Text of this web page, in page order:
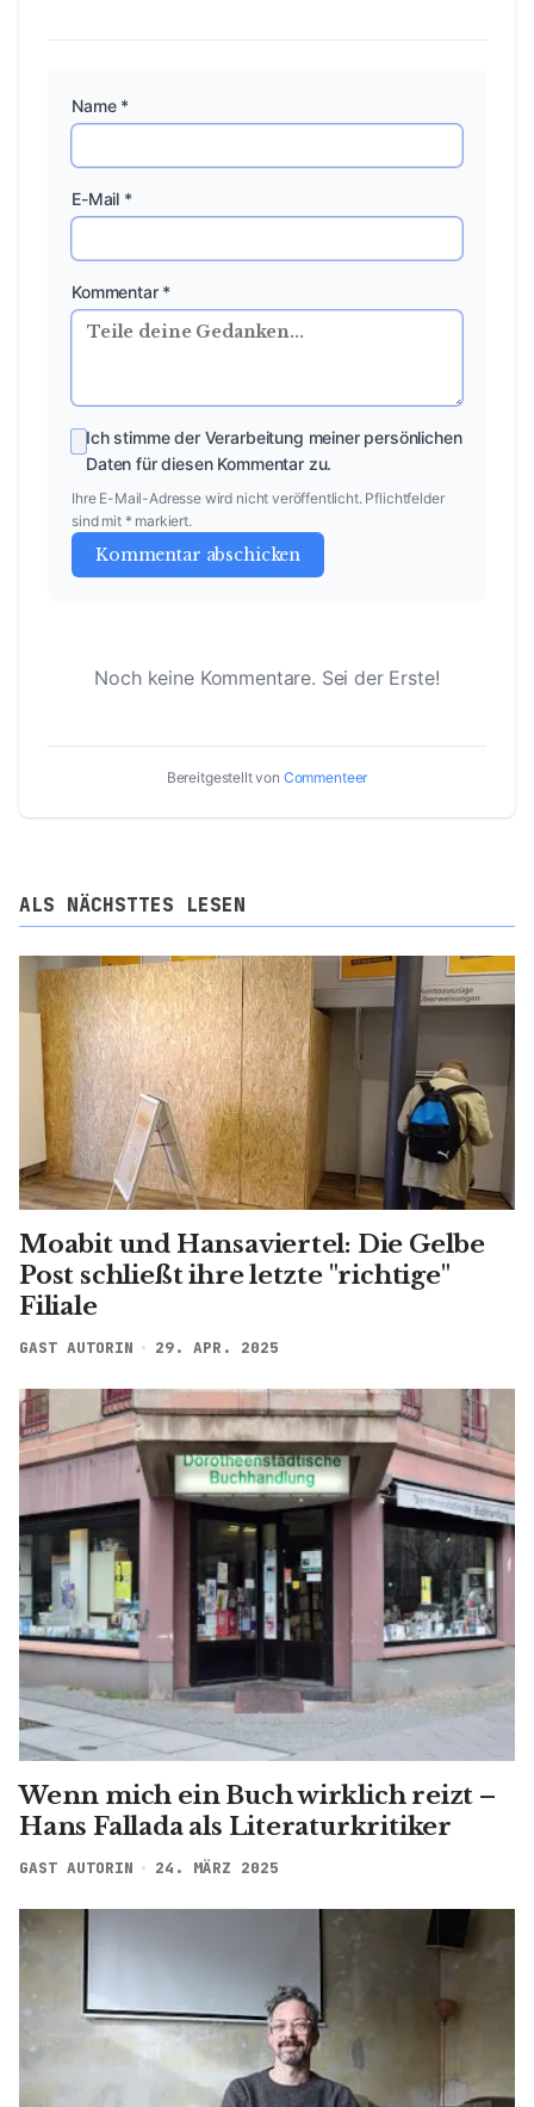
Name *
E-Mail *
Kommentar *
Ich stimme der Verarbeitung meiner persönlichen
Daten für diesen Kommentar zu.
Ihre E-Mail-Adresse wird nicht veröffentlicht. Pflichtfelder
sind mit * markiert.
Kommentar abschicken
Noch keine Kommentare. Sei der Erste!
Bereitgestellt von Commenteer
ALS NÄCHSTTES LESEN
Moabit und Hansaviertel: Die Gelbe
Post schließt ihre letzte "richtige"
Filiale
GAST AUTORIN 29. APR. 2025
Wenn mich ein Buch wirklich reizt –
Hans Fallada als Literaturkritiker
GAST AUTORIN 24. MÄRZ 2025